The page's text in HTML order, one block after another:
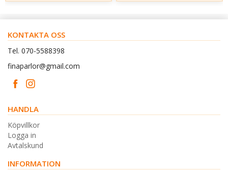
KONTAKTA OSS
Tel. 070-5588398
finaparlor@gmail.com
HANDLA
Köpvillkor
Logga in
Avtalskund
INFORMATION